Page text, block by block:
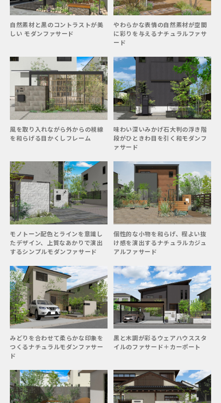
自然素材と黒のコントラストが美
しい モダンファサード
やわらかな表情の自然素材が空間
に彩りを与えるナチュラルファサ
ード
風を取り入れながら外からの視線
を和らげる目かくしフレーム
味わい深いみかげ石大判の浮き階
段がひときわ目を引く和モダンフ
ァサード
モノトーン配色とラインを意識し
たデザイン、上質なあかりで演出
するシンプルモダンファサード
個性的な小物を和らげ、程よい抜
け感を演出するナチュラルカジュ
アルファサード
みどりを合わせて柔らかな印象を
つくるナチュラルモダンファサー
ド
黒と木調が彩るウェアハウススタ
イルのファサード＋カーポート